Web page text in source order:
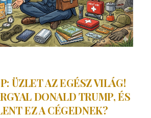
ÜZLET AZ EGÉSZ VILÁG!
DONALD TRUMP, ÉS
EZ A CÉGEDNEK?